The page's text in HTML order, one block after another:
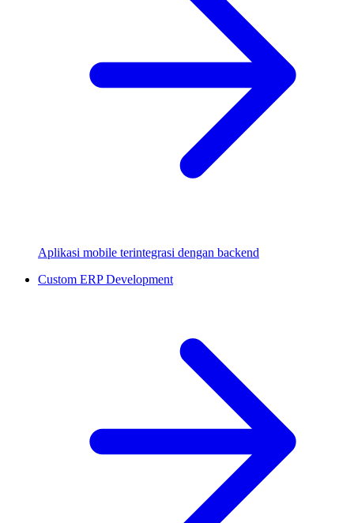
Aplikasi mobile terintegrasi dengan backend
Custom ERP Development